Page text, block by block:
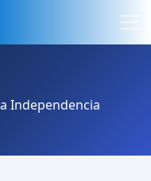
Independencia